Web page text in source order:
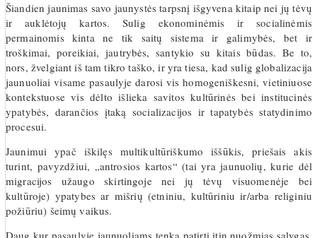
Šiandien jaunimas savo jaunystės tarpsnį išgyvena kitaip nei jų tėvų
ir auklėtojų kartos. Sulig ekonominėmis ir socialinėmis
permainomis kinta ne tik saitų sistema ir galimybės, bet ir
troškimai, poreikiai, jautrybės, santykio su kitais būdas. Be to,
nors, žvelgiant iš tam tikro taško, ir yra tiesa, kad sulig globalizacija
jaunuoliai visame pasaulyje darosi vis homogeniškesni, vietiniuose
kontekstuose vis dėlto išlieka savitos kultūrinės bei institucinės
ypatybės, darančios įtaką socializacijos ir tapatybės statydinimo
procesui.
Jaunimui ypač iškilęs multikultūriškumo iššūkis, priešais akis
turint, pavyzdžiui, „antrosios kartos“ (tai yra jaunuolių, kurie dėl
migracijos užaugo skirtingoje nei jų tėvų visuomenėje bei
kultūroje) ypatybes ar mišrių (etniniu, kultūriniu ir/arba religiniu
požiūriu) šeimų vaikus.
Daug kur pasaulyje jaunuoliams tenka patirti itin nuožmias sąlygas,